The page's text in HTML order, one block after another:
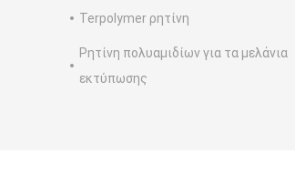
Terpolymer ρητίνη
Ρητίνη πολυαμιδίων για τα μελάνια
εκτύπωσης